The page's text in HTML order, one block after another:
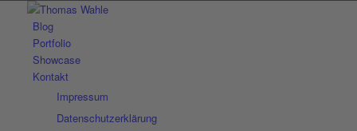
Blog
Portfolio
Showcase
Kontakt
Impressum
Datenschutzerklärung